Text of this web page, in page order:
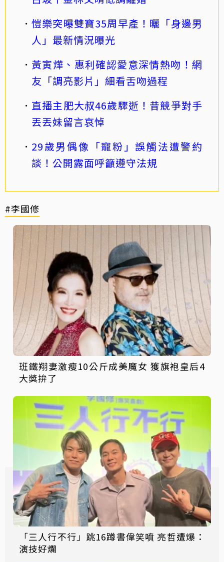
愷樂突曝雙寶35周早產！曬「身邊男
人」最新情況曝光
黃寅燁、惠利確認愛意深情熱吻！網
友「調亮影片」細看舌吻過程
直播主肥大叔46歲驟逝！昔競爭對手
丟丟妹留言哀悼
29歲男偶像「寵粉」誤觸法遭警約
談！公開露面呼籲遵守法規
#李國修
班鐵翔妻激瘦10公斤成美魔女 獲旗袍皇后4
大獎拚了
「三人行不行」跳16蹲書偉笑噴 亮哲遭爆：
演技好爛